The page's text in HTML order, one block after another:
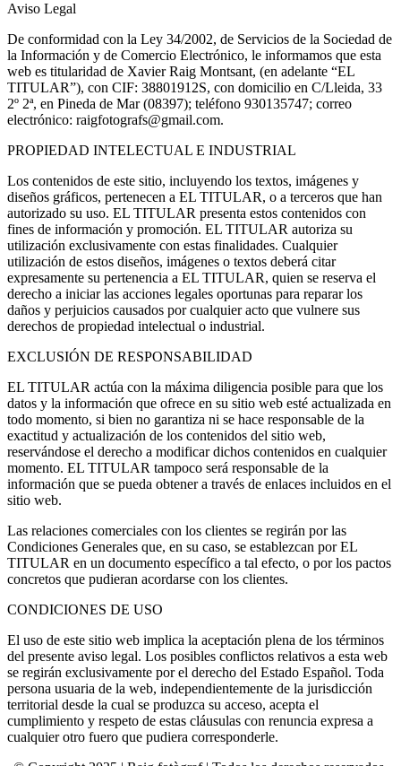
Aviso Legal
De conformidad con la Ley 34/2002, de Servicios de la Sociedad de
la Información y de Comercio Electrónico, le informamos que esta
web es titularidad de Xavier Raig Montsant, (en adelante “EL
TITULAR”), con CIF: 38801912S, con domicilio en C/Lleida, 33
2º 2ª, en Pineda de Mar (08397); teléfono 930135747; correo
electrónico: raigfotografs@gmail.com.
PROPIEDAD INTELECTUAL E INDUSTRIAL
Los contenidos de este sitio, incluyendo los textos, imágenes y
diseños gráficos, pertenecen a EL TITULAR, o a terceros que han
autorizado su uso. EL TITULAR presenta estos contenidos con
fines de información y promoción. EL TITULAR autoriza su
utilización exclusivamente con estas finalidades. Cualquier
utilización de estos diseños, imágenes o textos deberá citar
expresamente su pertenencia a EL TITULAR, quien se reserva el
derecho a iniciar las acciones legales oportunas para reparar los
daños y perjuicios causados por cualquier acto que vulnere sus
derechos de propiedad intelectual o industrial.
EXCLUSIÓN DE RESPONSABILIDAD
EL TITULAR actúa con la máxima diligencia posible para que los
datos y la información que ofrece en su sitio web esté actualizada en
todo momento, si bien no garantiza ni se hace responsable de la
exactitud y actualización de los contenidos del sitio web,
reservándose el derecho a modificar dichos contenidos en cualquier
momento. EL TITULAR tampoco será responsable de la
información que se pueda obtener a través de enlaces incluidos en el
sitio web.
Las relaciones comerciales con los clientes se regirán por las
Condiciones Generales que, en su caso, se establezcan por EL
TITULAR en un documento específico a tal efecto, o por los pactos
concretos que pudieran acordarse con los clientes.
CONDICIONES DE USO
El uso de este sitio web implica la aceptación plena de los términos
del presente aviso legal. Los posibles conflictos relativos a esta web
se regirán exclusivamente por el derecho del Estado Español. Toda
persona usuaria de la web, independientemente de la jurisdicción
territorial desde la cual se produzca su acceso, acepta el
cumplimiento y respeto de estas cláusulas con renuncia expresa a
cualquier otro fuero que pudiera corresponderle.